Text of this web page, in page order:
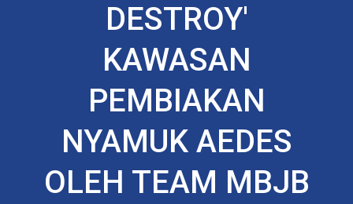
DESTROY'
KAWASAN
PEMBIAKAN
NYAMUK AEDES
OLEH TEAM MBJB